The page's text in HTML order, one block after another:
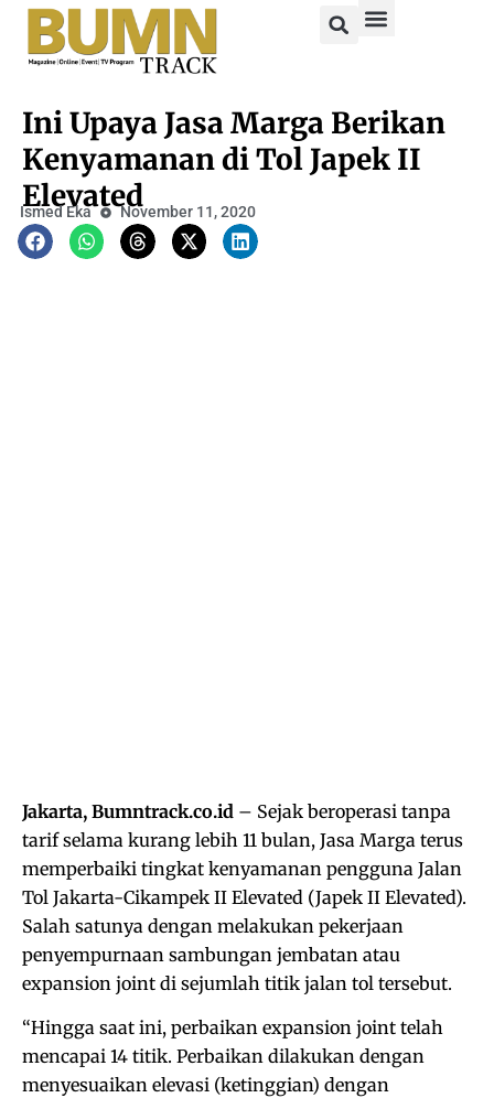
Ini Upaya Jasa Marga Berikan
Kenyamanan di Tol Japek II
Elevated
Ismed Eka November 11, 2020
Jakarta, Bumntrack.co.id – Sejak beroperasi tanpa
tarif selama kurang lebih 11 bulan, Jasa Marga terus
memperbaiki tingkat kenyamanan pengguna Jalan
Tol Jakarta-Cikampek II Elevated (Japek II Elevated).
Salah satunya dengan melakukan pekerjaan
penyempurnaan sambungan jembatan atau
expansion joint di sejumlah titik jalan tol tersebut.
“Hingga saat ini, perbaikan expansion joint telah
mencapai 14 titik. Perbaikan dilakukan dengan
menyesuaikan elevasi (ketinggian) dengan